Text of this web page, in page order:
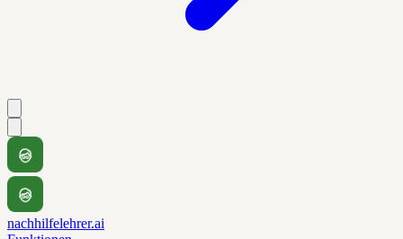
nachhilfelehrer.ai